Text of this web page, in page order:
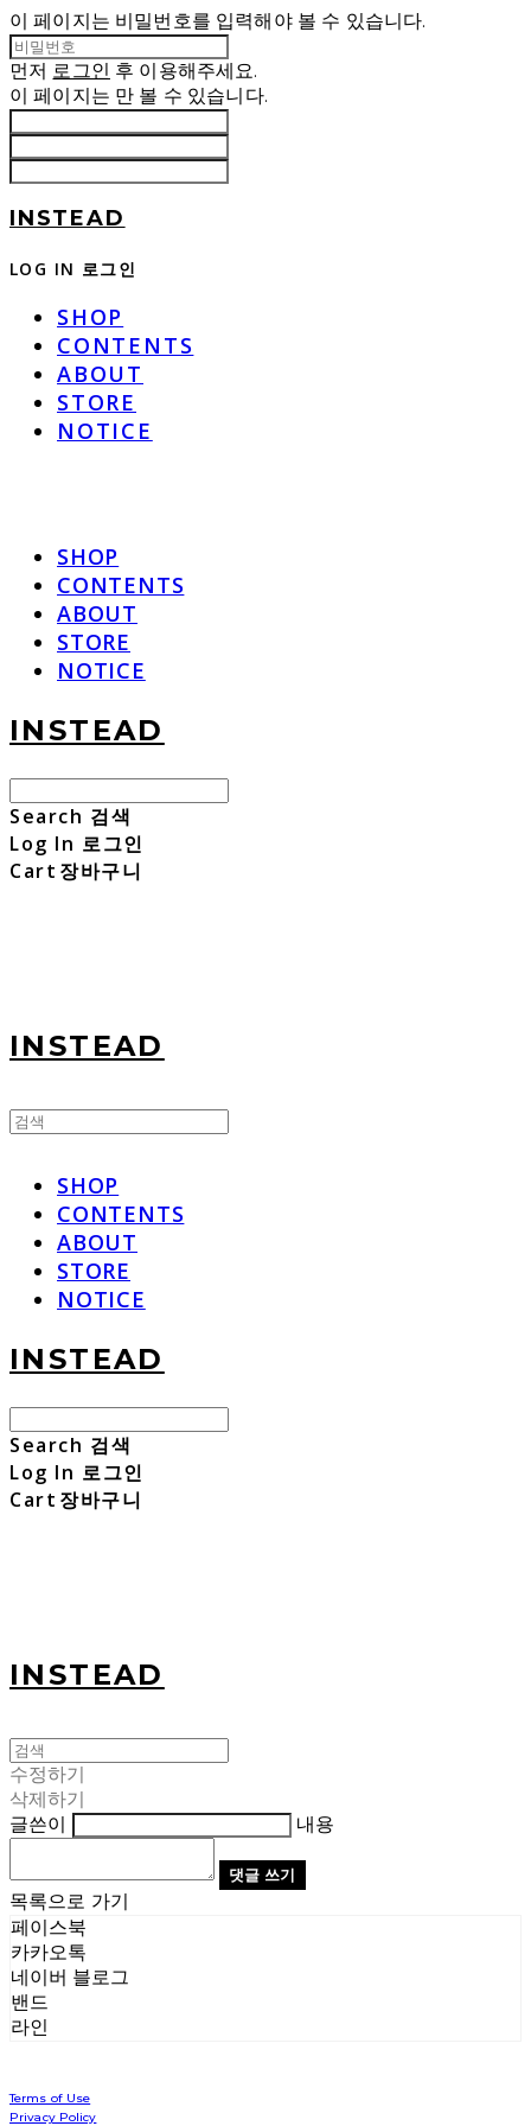
이 페이지는 비밀번호를 입력해야 볼 수 있습니다.
먼저 로그인 후 이용해주세요.
이 페이지는 만 볼 수 있습니다.
INSTEAD
LOG IN 로그인
SHOP
CONTENTS
ABOUT
STORE
NOTICE
SHOP
CONTENTS
ABOUT
STORE
NOTICE
INSTEAD
Search 검색
Log In 로그인
Cart 장바구니
INSTEAD
SHOP
CONTENTS
ABOUT
STORE
NOTICE
INSTEAD
Search 검색
Log In 로그인
Cart 장바구니
INSTEAD
수정하기
삭제하기
글쓴이
내용
댓글 쓰기
목록으로 가기
페이스북
카카오톡
네이버 블로그
밴드
라인
Terms of Use
Privacy Policy